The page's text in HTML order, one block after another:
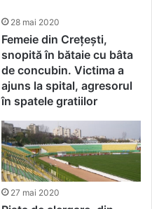
28 mai 2020
Femeie din Crețești,
snopită în bătaie cu bâta
de concubin. Victima a
ajuns la spital, agresorul
în spatele gratiilor
27 mai 2020